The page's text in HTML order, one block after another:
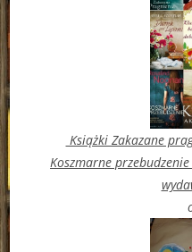
Książki Zakazane
Koszmarne